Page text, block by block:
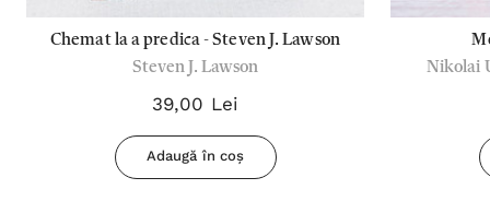
Chemat la a predica - Steven J. Lawson
Steven J. Lawson
39,00 Lei
Adaugă în coș
Nikolai